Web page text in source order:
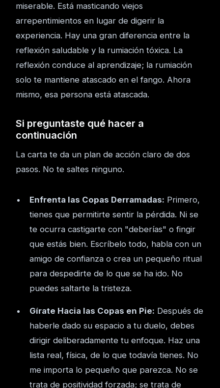
miserable. Está masticando viejos
arrepentimientos en lugar de digerir la
experiencia. Hay una gran diferencia entre la
reflexión saludable y la rumiación tóxica. La
reflexión conduce al aprendizaje; la rumiación
solo te mantiene atascado en el fango. Ahora
mismo, esa persona está atascada.
Si preguntaste qué hacer a
continuación
La carta te da un plan de acción claro de dos
pasos. No te saltes ninguno.
Enfrenta las Copas Derramadas: Primero,
tienes que permitirte sentir la pérdida. Ni se
te ocurra castigarte con "deberías" o fingir
que estás bien. Escríbelo todo, habla con un
amigo de confianza o crea un pequeño ritual
para despedirte de lo que se ha ido. No
puedes saltarte la tristeza.
Gírate Hacia las Copas en Pie: Después de
haberle dado su espacio a tu duelo, debes
dirigir deliberadamente tu enfoque. Haz una
lista real, física, de lo que todavía tienes. No
me importa lo pequeño que parezca. No se
trata de positividad forzada; se trata de